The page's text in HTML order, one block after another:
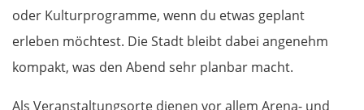
oder Kulturprogramme, wenn du etwas geplant
erleben möchtest. Die Stadt bleibt dabei angenehm
kompakt, was den Abend sehr planbar macht.
Als Veranstaltungsorte dienen vor allem Arena- und
Verdun